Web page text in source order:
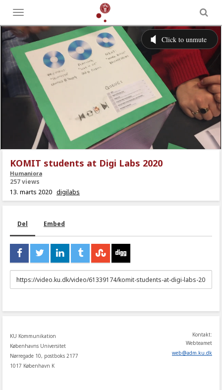
Toggle
menu
KOMIT students at Digi Labs 2020
Humaniora
257 views
13. marts 2020 digilabs
Del Embed
URL
to
KU Kommunikation
Københavns Universitet
Nørregade 10, postboks 2177
1017 København K
Kontakt:
Webteamet
web@adm.ku.dk